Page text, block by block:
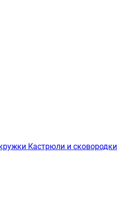
Кастрюли и сковородки